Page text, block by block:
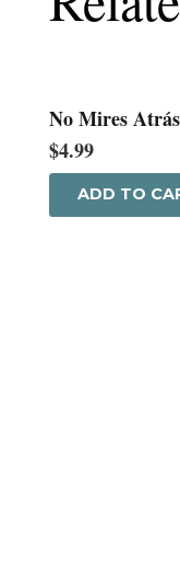
No Mires Atrás
$4.99
ADD TO